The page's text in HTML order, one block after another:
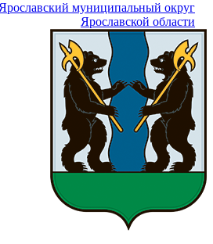
Ярославский муниципальный округ
Ярославской области